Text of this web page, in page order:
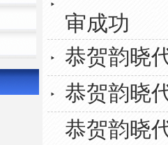
审成功
恭贺韵晓
恭贺韵晓
恭贺韵晓